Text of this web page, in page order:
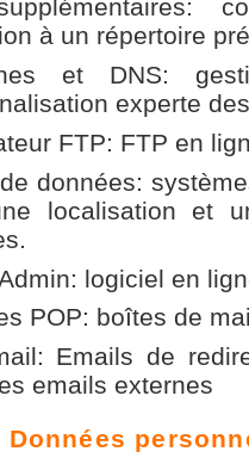
à un répertoire
et DNS:
experte
FTP: FTP en
données:
localisation et
logiciel en
POP: boîtes de
Emails de
emails externes